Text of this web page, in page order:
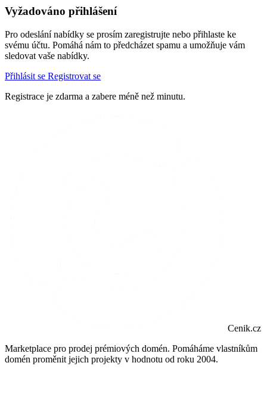
Vyžadováno přihlášení
Pro odeslání nabídky se prosím zaregistrujte nebo přihlaste ke
svému účtu. Pomáhá nám to předcházet spamu a umožňuje vám
sledovat vaše nabídky.
Přihlásit se Registrovat se
Registrace je zdarma a zabere méně než minutu.
Cenik.cz
Marketplace pro prodej prémiových domén. Pomáháme vlastníkům
domén proměnit jejich projekty v hodnotu od roku 2004.